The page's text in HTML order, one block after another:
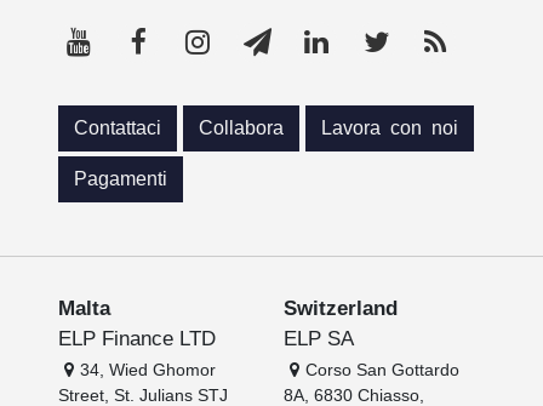
Contattaci Collabora Lavora con noi
Pagamenti
Malta
ELP Finance LTD
34, Wied Ghomor
Street, St. Julians STJ
Switzerland
ELP SA
Corso San Gottardo
8A, 6830 Chiasso,